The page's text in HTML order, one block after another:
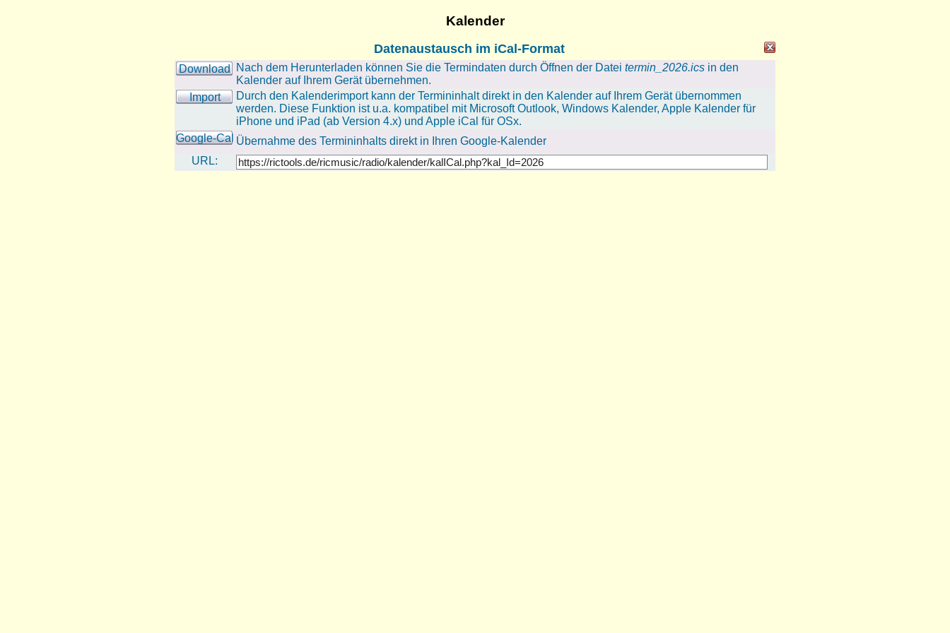
Kalender
Datenaustausch im iCal-Format
Download Nach dem Herunterladen können Sie die Termindaten durch Öffnen der Datei termin_2026.ics in den
Kalender auf Ihrem Gerät übernehmen.
Import
Durch den Kalenderimport kann der Termininhalt direkt in den Kalender auf Ihrem Gerät übernommen
werden. Diese Funktion ist u.a. kompatibel mit Microsoft Outlook, Windows Kalender, Apple Kalender für
iPhone und iPad (ab Version 4.x) und Apple iCal für OSx.
Google-Cal Übernahme des Termininhalts direkt in Ihren Google-Kalender
URL: